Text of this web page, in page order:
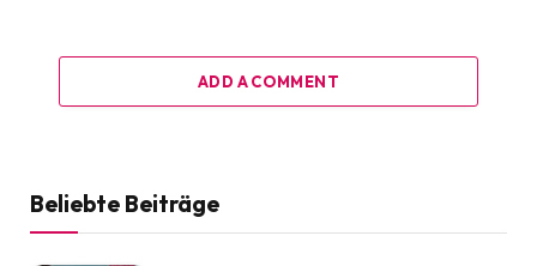
ADD A COMMENT
Beliebte Beiträge